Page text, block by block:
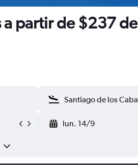
a partir de $237 de
lun. 14/9